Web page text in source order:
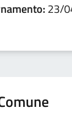
23/